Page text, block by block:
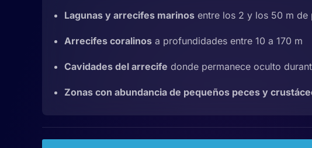
Lagunas y arrecifes marinos entre los 2 y los 50 m de
Arrecifes coralinos a profundidades entre 10 a 170 m
Cavidades del arrecife donde permanece oculto
Zonas con abundancia de pequeños peces y